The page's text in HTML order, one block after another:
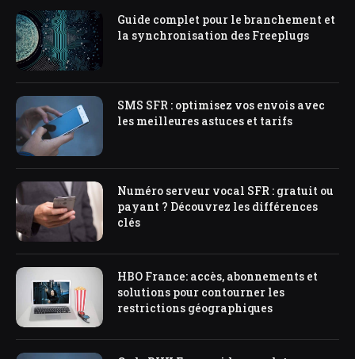
Guide complet pour le branchement et
la synchronisation des Freeplugs
SMS SFR : optimisez vos envois avec
les meilleures astuces et tarifs
Numéro serveur vocal SFR : gratuit ou
payant ? Découvrez les différences
clés
HBO France: accès, abonnements et
solutions pour contourner les
restrictions géographiques